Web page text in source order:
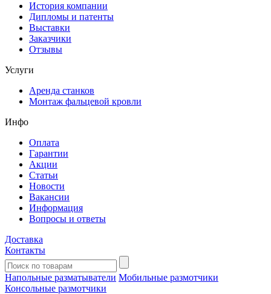
История компании
Дипломы и патенты
Выставки
Заказчики
Отзывы
Услуги
Аренда станков
Монтаж фальцевой кровли
Инфо
Оплата
Гарантии
Акции
Статьи
Новости
Вакансии
Информация
Вопросы и ответы
Доставка
Контакты
Напольные разматыватели Мобильные размотчики
Консольные размотчики